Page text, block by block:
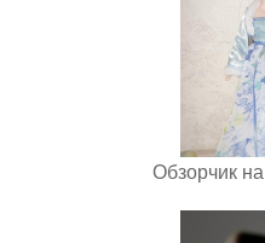
Обзорчик